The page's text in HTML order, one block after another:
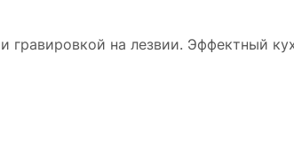
на лезвии. Эффектный